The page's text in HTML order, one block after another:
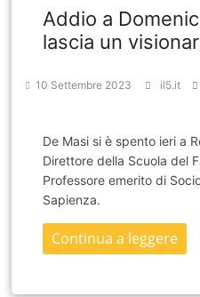
Addio a
lascia un
10 Settembre 2023 il5.it
De Masi si è spento ieri a
Direttore della Scuola del
Professore emerito di
Sapienza.
Continua a leggere